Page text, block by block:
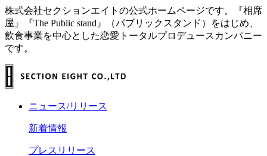
株式会社セクションエイトの公式ホームページです。『相席
屋』『The Public stand』（パブリックスタンド）をはじめ、
飲食事業を中心とした恋愛トータルプロデュースカンパニー
です。
ニュース/リリース
新着情報
プレスリリース